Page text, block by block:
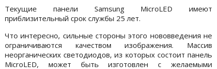
Текущие панели Samsung MicroLED имеют
приблизительный срок службы 25 лет.
Что интересно, сильные стороны этого нововведения не
ограничиваются качеством изображения. Массив
неорганических светодиодов, из которых состоит панель
MicroLED, может быть изготовлен с желаемыми